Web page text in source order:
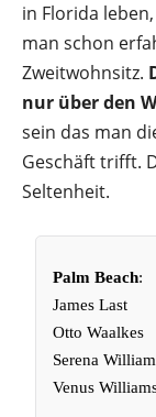
in Florida
man schon
Zweitwohnsitz.
nur über den
sein das man
Geschäft trifft.
Seltenheit.
Palm Beach:
James Last
Otto Waalkes
Serena
Venus